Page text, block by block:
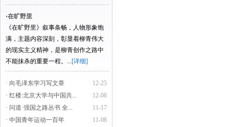
·在旷野里
《在旷野里》叙事条畅，人物形象饱
满，主题内容深刻，彰显着柳青伟大
的现实主义精神，是柳青创作之路中
不能抹杀的重要一程。...[详细]
12-25
· 向毛泽东学习写文章
12-08
· 红楼:北京大学与中国共...
11-17
· 问道·强国之路丛书 全...
11-08
· 中国青年运动一百年